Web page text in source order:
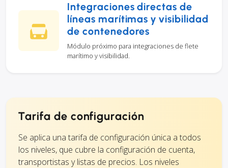
Integraciones directas de
líneas marítimas y visibilidad
de contenedores
Módulo próximo para integraciones de flete
marítimo y visibilidad.
Tarifa de configuración
Se aplica una tarifa de configuración única a todos
los niveles, que cubre la configuración de cuenta,
transportistas y listas de precios. Los niveles